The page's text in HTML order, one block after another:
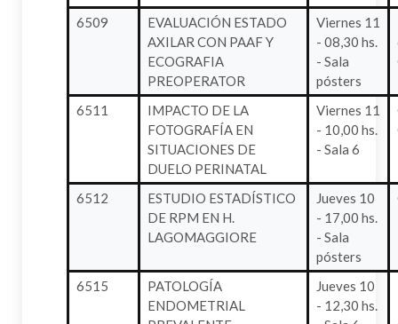
6509
EVALUACIÓN ESTADO
AXILAR CON PAAF Y
ECOGRAFIA
PREOPERATOR
Viernes 11
- 08,30 hs.
- Sala
pósters
6511
IMPACTO DE LA
FOTOGRAFÍA EN
SITUACIONES DE
DUELO PERINATAL
Viernes 11
- 10,00 hs.
- Sala 6
6512
ESTUDIO ESTADÍSTICO
DE RPM EN H.
LAGOMAGGIORE
Jueves 10
- 17,00 hs.
- Sala
pósters
6515
PATOLOGÍA
ENDOMETRIAL
Jueves 10
- 12,30 hs.